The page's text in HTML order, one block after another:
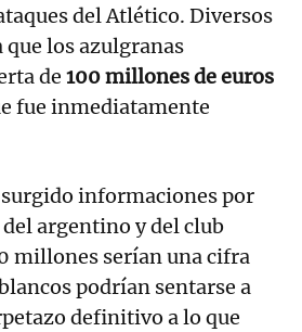
del Atlético. Diversos
los azulgranas
de 100 millones de euros
fue inmediatamente
informaciones por
argentino y del club
millones serían una cifra
podrían sentarse a
definitivo a lo que